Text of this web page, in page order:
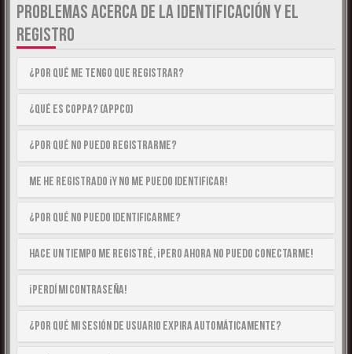
PROBLEMAS ACERCA DE LA IDENTIFICACIÓN Y EL
REGISTRO
¿Por qué me tengo que registrar?
¿Qué es COPPA? (APPCO)
¿Por qué no puedo registrarme?
Me he registrado ¡y no me puedo identificar!
¿Por qué no puedo identificarme?
Hace un tiempo me registré, ¡pero ahora no puedo conectarme!
¡Perdí mi contraseña!
¿Por qué mi sesión de usuario expira automáticamente?